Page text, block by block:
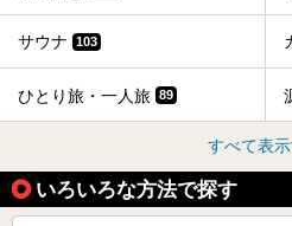
サウナ 103
ひとり旅・一人旅 89
すべて表
いろいろな方法で探す